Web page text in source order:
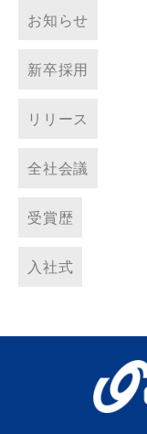
お知らせ
新卒採用
リリース
全社会議
受賞歴
入社式